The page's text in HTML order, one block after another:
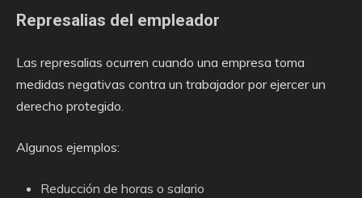
Represalias del empleador
Las represalias ocurren cuando una empresa toma
medidas negativas contra un trabajador por ejercer un
derecho protegido.
Algunos ejemplos:
Reducción de horas o salario